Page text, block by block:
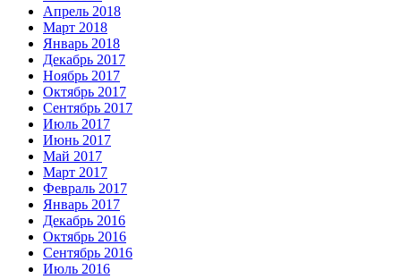
Апрель 2018
Март 2018
Январь 2018
Декабрь 2017
Ноябрь 2017
Октябрь 2017
Сентябрь 2017
Июль 2017
Июнь 2017
Май 2017
Март 2017
Февраль 2017
Январь 2017
Декабрь 2016
Октябрь 2016
Сентябрь 2016
Июль 2016